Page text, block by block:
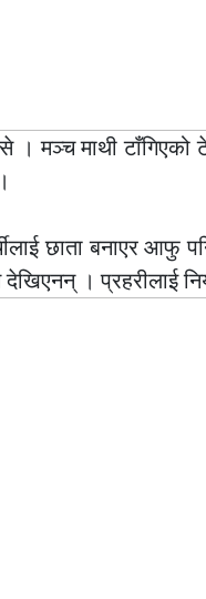
। मञ्च माथी
छाता बनाएर आफु
। प्रहरीलाई